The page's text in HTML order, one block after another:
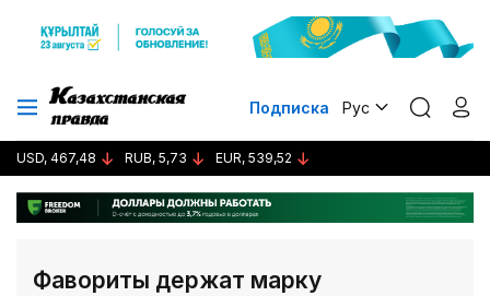
Подписка Рус
USD, 467,48 RUB, 5,73 EUR, 539,52
Фавориты держат марку